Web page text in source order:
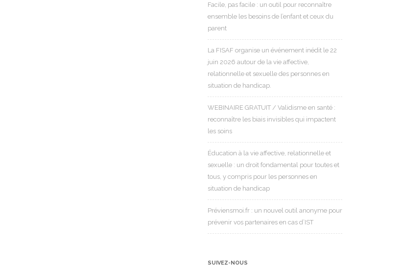
Facile, pas facile : un outil pour reconnaître
ensemble les besoins de l’enfant et ceux du
parent
La FISAF organise un événement inédit le 22
juin 2026 autour de la vie affective,
relationnelle et sexuelle des personnes en
situation de handicap.
WEBINAIRE GRATUIT / Validisme en santé :
reconnaître les biais invisibles qui impactent
les soins
Éducation à la vie affective, relationnelle et
sexuelle : un droit fondamental pour toutes et
tous, y compris pour les personnes en
situation de handicap
Préviensmoi.fr : un nouvel outil anonyme pour
prévenir vos partenaires en cas d’IST
SUIVEZ-NOUS